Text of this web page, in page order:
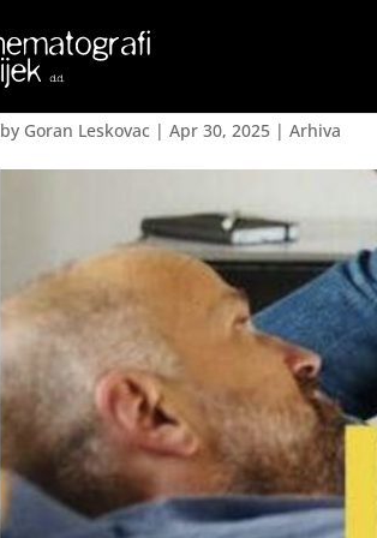
Ljubav- Kjærlighet
by Goran Leskovac |Apr 30, 2025 |Arhiva